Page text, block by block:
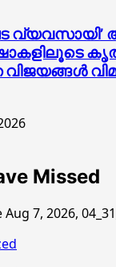
വിജയങ്ങള്‍
Missed